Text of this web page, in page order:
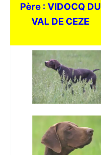
Père : VIDOCQ DU
VAL DE CEZE